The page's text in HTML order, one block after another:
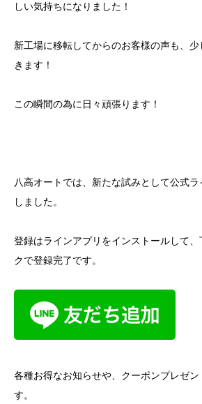
しい気持ちになりました！
新工場に移転してからのお客様の声も、
きます！
この瞬間の為に日々頑張ります！
八高オートでは、新たな試みとして公式
しました。
登録はラインアプリをインストールして
クで登録完了です。
各種お得なお知らせや、クーポンプレゼン
す。